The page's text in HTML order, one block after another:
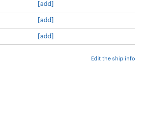
[add]
[add]
[add]
Edit the ship info